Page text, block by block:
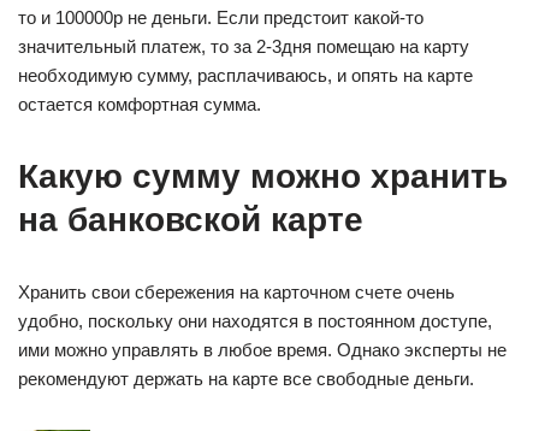
то и 100000р не деньги. Если предстоит какой-то
значительный платеж, то за 2-3дня помещаю на карту
необходимую сумму, расплачиваюсь, и опять на карте
остается комфортная сумма.
Какую сумму можно хранить
на банковской карте
Хранить свои сбережения на карточном счете очень
удобно, поскольку они находятся в постоянном доступе,
ими можно управлять в любое время. Однако эксперты не
рекомендуют держать на карте все свободные деньги.